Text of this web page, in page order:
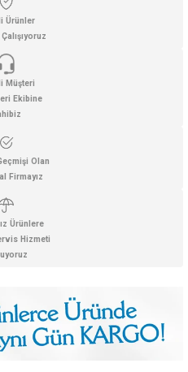
Ürünler
Müşteri
Ekibine
Olan
Firmayız
Ürünlere
Hizmeti